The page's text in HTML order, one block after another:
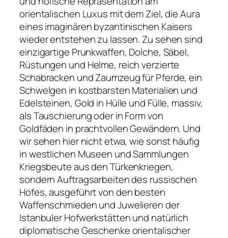
orientalischen Luxus mit dem Ziel, die Aura
eines imaginären byzantinischen Kaisers
wieder entstehen zu lassen. Zu sehen sind
einzigartige Prunkwaffen, Dolche, Säbel,
Rüstungen und Helme, reich verzierte
Schabracken und Zaumzeug für Pferde, ein
Schwelgen in kostbarsten Materialien und
Edelsteinen, Gold in Hülle und Fülle, massiv,
als Tauschierung oder in Form von
Goldfäden in prachtvollen Gewändern. Und
wir sehen hier nicht etwa, wie sonst häufig
in westlichen Museen und Sammlungen
Kriegsbeute aus den Türkenkriegen,
sondern Auftragsarbeiten des russischen
Hofes, ausgeführt von den besten
Waffenschmieden und Juwelieren der
Istanbuler Hofwerkstätten und natürlich
diplomatische Geschenke orientalischer